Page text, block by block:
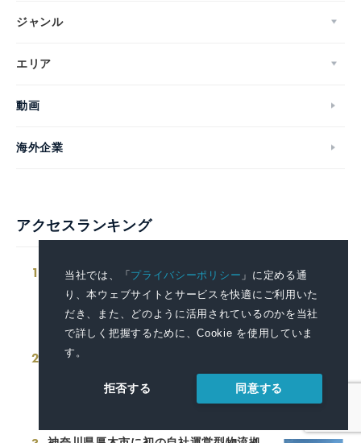
当社では、「プライバシーポリシー 」に定める通
り、本ウェブサイトとサービスを快適にご利用いた
だき、また、どのように活用されているのかを当社
で詳しく把握するために、Cookie を使用していま
す。
拒否する 同意する
ジャンル
エリア
動画
海外企業
アクセスランキング
1
2027年夏、待望の再演！ファントム＆ク
リスティーヌ役のWキャスト4名が決定！
2026.08.06 12:00
2
千葉市内にリチウムイオン電池などの小
型充電式電池回収ボックスを新たに15カ